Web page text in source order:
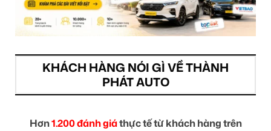
KHÁCH HÀNG NÓI GÌ VỀ THÀNH
PHÁT AUTO
Hơn1.200 đánh giáthực tế từ khách hàng trên